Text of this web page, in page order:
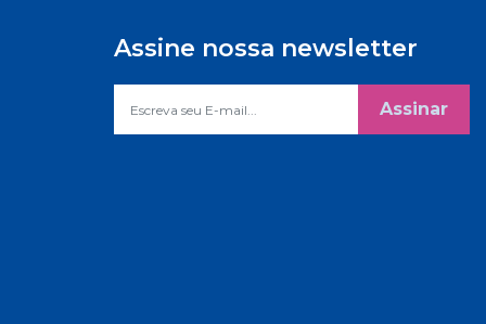
Assine nossa newsletter
Assinar